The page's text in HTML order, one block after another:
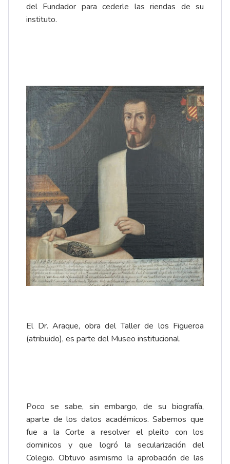
del Fundador para cederle las riendas de su
instituto.
El Dr. Araque, obra del Taller de los Figueroa
(atribuido), es parte delMuseo institucional.
Poco se sabe, sin embargo, de su biografía,
aparte de los datos académicos. Sabemos que
fue a la Corte a resolver el pleito con los
dominicos y que logró la secularización del
Colegio. Obtuvo asimismo la aprobación de las